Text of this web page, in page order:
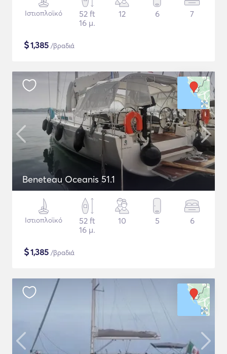
Ιστιοπλοϊκό
52 ft
16 μ.
12 6 7
$1,385 /βραδιά
Beneteau Oceanis 51.1
Ιστιοπλοϊκό
52 ft
16 μ.
10 5 6
$1,385 /βραδιά